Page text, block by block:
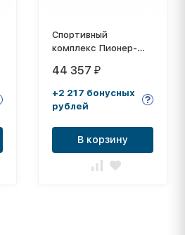
Спортивный
комплекс Пионер-
44 357 ₽
+2 217 бонусных
рублей
В корзину